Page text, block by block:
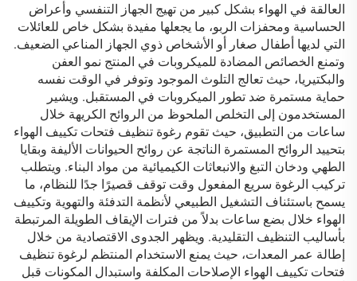
العالقة في الهواء بشكل كبير من تهيج الجهاز التنفسي وأعراض
الحساسية ومحفزات الربو، ما يجعلها مفيدة بشكل خاص للعائلات
التي لديها أطفال صغار أو الأشخاص ذوي الجهاز المناعي الضعيف.
وتمنع الخصائص المضادة للميكروبات في المنتج نمو العفن
والبكتيريا، حيث تعالج التلوث الموجود وتوفر في الوقت نفسه
حماية مستمرة ضد تطور الميكروبات في المستقبل. ويشير
المستخدمون إلى التخلص الملحوظ من الروائح الكريهة خلال
ساعات من التطبيق، حيث تقوم رغوة تنظيف فتحات تكييف الهواء
بتحييد الروائح المستمرة الناتجة عن روائح الحيوانات الأليفة وبقايا
الطهي ودخان التبغ والانبعاثات الكيميائية من مواد البناء. ويتطلب
تركيب الرغوة سريع المفعول وقت توقف قصيرًا جدًا للنظام، ما
يسمح باستئناف التشغيل الطبيعي لأنظمة التدفئة والتهوية وتكييف
الهواء خلال بضع ساعات بدلاً من فترات الإيقاف الطويلة المرتبطة
بأساليب التنظيف التقليدية. ويظهر الجدوى الاقتصادية من خلال
إطالة عمر المعدات، حيث يمنع الاستخدام المنتظم لرغوة تنظيف
فتحات تكييف الهواء الإصلاحات المكلفة واستبدال المكونات قبل